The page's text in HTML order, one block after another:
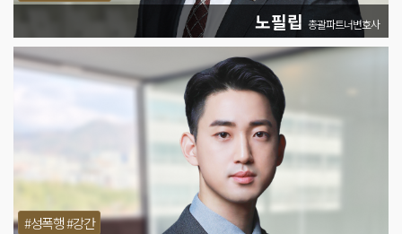
노필립 총괄파트너변호사
#성폭행 #강간